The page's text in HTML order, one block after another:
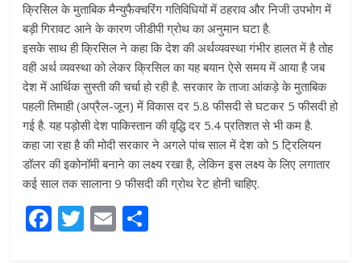
क्रिसिल के मुताबिक मैन्‍युफैक्‍चरिंग गतिविधियों में ठहराव और निजी उपभोग में
बड़ी गिरावट आने के कारण जीडीपी ग्रोथ का अनुमान घटा है.
इसके साथ ही क्रिसिल ने कहा कि देश की अर्थव्‍यवस्‍था गंभीर हालत में है तोह
वही अर्थ व्यवस्था को लेकर क्रिसिल का यह बयान ऐसे समय में आया है जब
देश में आर्थिक सुस्‍ती की चर्चा हो रही है. सरकार के ताजा आंकड़े के मुताबिक
पहली तिमाही (अप्रैल-जून) में विकास दर 5.8 फीसदी से घटकर 5 फीसदी हो
गई है. यह पड़ोसी देश पाकिस्तान की वृद्धि दर 5.4 प्रतिशत से भी कम है.
कहा जा रहा है की मोदी सरकार ने अगले पांच साल में देश को 5 ट्रिलियन
डॉलर की इकोनॉमी बनाने का लक्ष्य रखा है, लेकिन इस लक्ष्य के लिए लगातार
कई साल तक सालाना 9 फीसदी की ग्रोथ रेट होनी चाहिए.
F
a
T
w
E
m